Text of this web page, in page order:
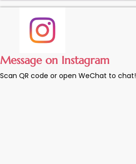
Message on Instagram
Scan QR code or open WeChat to chat!